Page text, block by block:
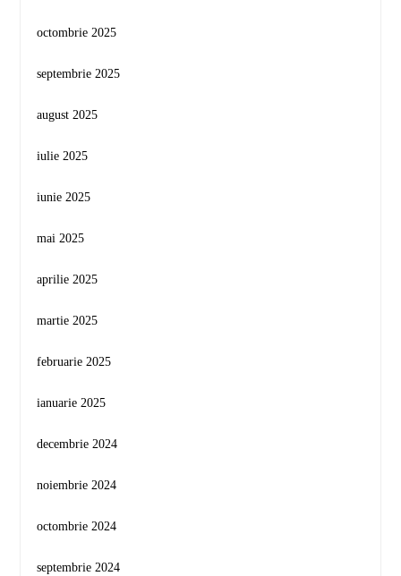
octombrie 2025
septembrie 2025
august 2025
iulie 2025
iunie 2025
mai 2025
aprilie 2025
martie 2025
februarie 2025
ianuarie 2025
decembrie 2024
noiembrie 2024
octombrie 2024
septembrie 2024